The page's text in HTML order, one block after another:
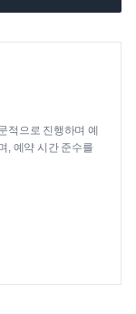
적으로 진행하며 예
, 예약 시간 준수를